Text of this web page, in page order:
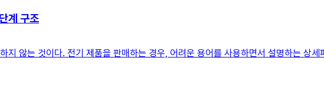
계 구조
지 않는 것이다. 전기 제품을 판매하는 경우, 어려운 용어를 사용하면서 설명하는 상